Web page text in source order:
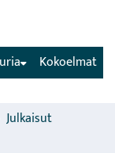
Kokoelmat
Julkaisut